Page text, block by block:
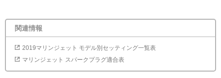
関連情報
2019マリンジェット モデル別セッティング一覧表
マリンジェット スパークプラグ適合表